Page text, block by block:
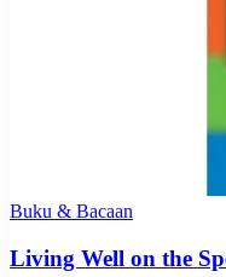
Buku & Bacaan
Living Well on the